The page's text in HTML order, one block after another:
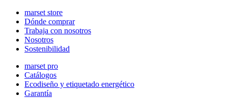
marset store
Dónde comprar
Trabaja con nosotros
Nosotros
Sostenibilidad
marset pro
Catálogos
Ecodiseño y etiquetado energético
Garantía